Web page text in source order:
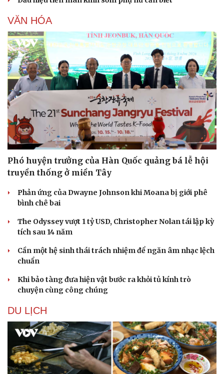
VĂN HÓA
Phó huyện trưởng của Hàn Quốc quảng bá lễ hội
truyền thống ở miền Tây
Phản ứng của Dwayne Johnson khi Moana bị giới phê
bình chê bai
The Odyssey vượt 1 tỷ USD, Christopher Nolan tái lập kỳ
tích sau 14 năm
Cần một hệ sinh thái trách nhiệm để ngăn âm nhạc lệch
chuẩn
Khi bảo tàng đưa hiện vật bước ra khỏi tủ kính trò
chuyện cùng công chúng
DU LỊCH